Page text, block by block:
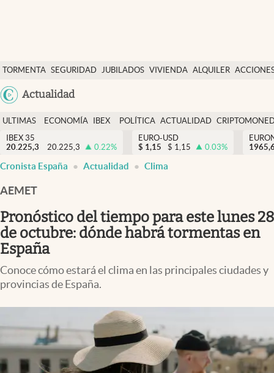
TORMENTA SEGURIDAD JUBILADOS VIVIENDA ALQUILER
USA
Actualidad
Economía y finanzas
Política
Actualidad
Criptomonedas
España
ULTIMAS
NOTICIAS
ECONOMÍA
FINANZAS
IBEX
EURO
POLÍTICA ACTUALIDAD
IBEX 35
20.225,3
20.225,3 0.22%
EURO-USD
$ 1,15 $ 1,15 0.03%
Cronista España Actualidad Clima
AEMET
Pronóstico del tiempo para este lunes 28
de octubre: dónde habrá tormentas en
España
Conoce cómo estará el clima en las principales ciudades y
provincias de España.